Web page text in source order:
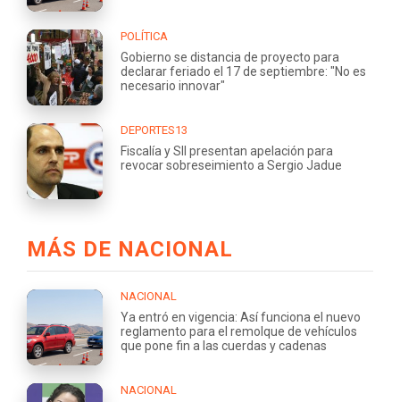
POLÍTICA
Gobierno se distancia de proyecto para
declarar feriado el 17 de septiembre: "No es
necesario innovar"
DEPORTES13
Fiscalía y SII presentan apelación para
revocar sobreseimiento a Sergio Jadue
MÁS DE NACIONAL
NACIONAL
Ya entró en vigencia: Así funciona el nuevo
reglamento para el remolque de vehículos
que pone fin a las cuerdas y cadenas
NACIONAL